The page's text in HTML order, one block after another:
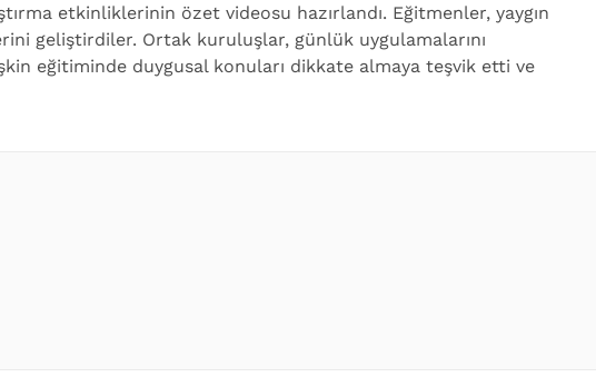
etkinliklerinin özet videosu hazırlandı. Eğitmenler, yaygın
geliştirdiler. Ortak kuruluşlar, günlük uygulamalarını
eğitiminde duygusal konuları dikkate almaya teşvik etti ve